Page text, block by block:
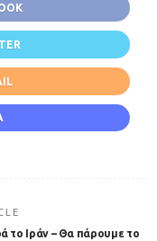
το Ιράν – Θα πάρουμε το